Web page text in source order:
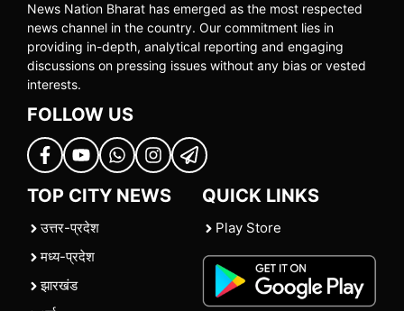
News Nation Bharat has emerged as the most respected
news channel in the country. Our commitment lies in
providing in-depth, analytical reporting and engaging
discussions on pressing issues without any bias or vested
interests.
FOLLOW US
TOP CITY NEWS
उत्तर-प्रदेश
मध्य-प्रदेश
झारखंड
QUICK LINKS
Play Store